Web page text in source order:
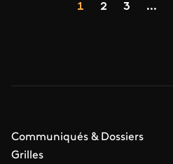
Page
1 Page
2 Page
3 ...
Communiqués & Dossiers
Grilles